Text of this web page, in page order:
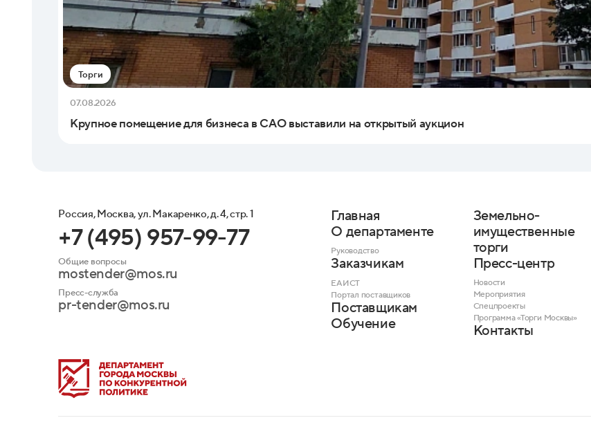
Торги
07.08.2026
Крупное помещение для бизнеса в САО выставили на открытый аукцион
Россия, Москва, ул. Макаренко, д. 4, стр. 1
+7 (495) 957-99-77
Общие вопросы
mostender@mos.ru
Пресс-служба
pr-tender@mos.ru
Главная
О департаменте
Руководство
Заказчикам
ЕАИСТ
Портал поставщиков
Поставщикам
Обучение
Земельно-
имущественные
торги
Пресс-центр
Новости
Мероприятия
Спецпроекты
Программа «Торги Москвы»
Контакты